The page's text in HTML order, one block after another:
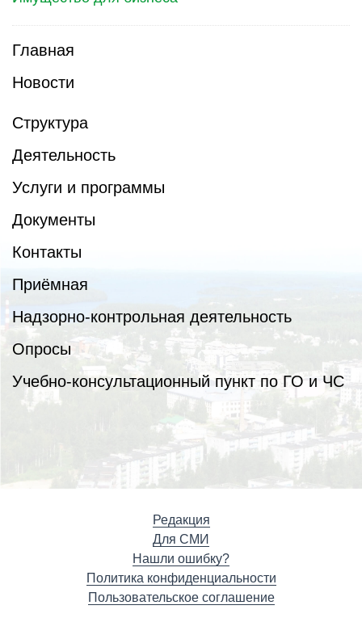
Главная
Новости
Структура
Деятельность
Услуги и программы
Документы
Контакты
Приёмная
Надзорно-контрольная деятельность
Опросы
Учебно-консультационный пункт по ГО и ЧС
Редакция
Для СМИ
Нашли ошибку?
Политика конфиденциальности
Пользовательское соглашение